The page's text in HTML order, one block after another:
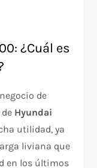
¿Cuál es
de
Hyundai
utilidad, ya
liviana que
en los últimos